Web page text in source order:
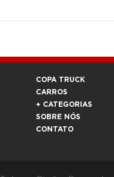
COPA TRUCK
CARROS
+ CATEGORIAS
SOBRE NÓS
CONTATO